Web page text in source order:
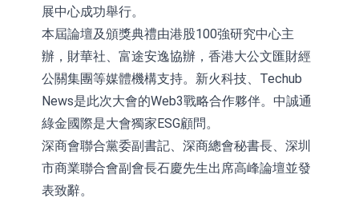
子信息專場成功舉辦
【異動股】港股跌幅榜前十，賽迪顧
問(02176.HK)跌36.75%，佳明集團控
股(01271.HK)跌30.56%
【異動股】港股跌幅榜前十，賽迪顧
問(02176.HK)跌40.96%，天瑞汽車内
飾(06162.HK)跌26.09%
【異動股】港股漲幅榜前十，易居企
業控股(02048.HK)漲+52.63%，天潤
雲(02167.HK)漲+50.75%
展中心成功舉行。
本屆論壇及頒獎典禮由港股100強研究中心主
辦，財華社、富途安逸協辦，香港大公文匯財經
公關集團等媒體機構支持。新火科技、Techub
News是此次大會的Web3戰略合作夥伴。中誠通
綠金國際是大會獨家ESG顧問。
深商會聯合黨委副書記、深商總會秘書長、深圳
市商業聯合會副會長石慶先生出席高峰論壇並發
表致辭。